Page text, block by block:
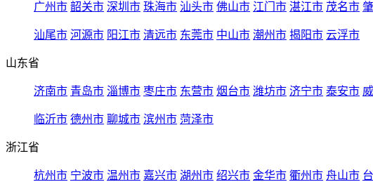
广州市 韶关市 深圳市 珠海市 汕头市 佛山市 江门市 湛江市 茂名市
汕尾市 河源市 阳江市 清远市 东莞市 中山市 潮州市 揭阳市 云浮市
山东省
济南市 青岛市 淄博市 枣庄市 东营市 烟台市 潍坊市 济宁市 泰安市
临沂市 德州市 聊城市 滨州市 菏泽市
浙江省
杭州市 宁波市 温州市 嘉兴市 湖州市 绍兴市 金华市 衢州市 舟山市